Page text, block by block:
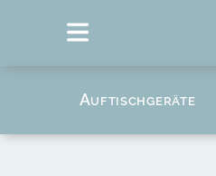
Auftischgeräte